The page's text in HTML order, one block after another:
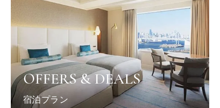
OFFERS & DEALS
宿泊プラン